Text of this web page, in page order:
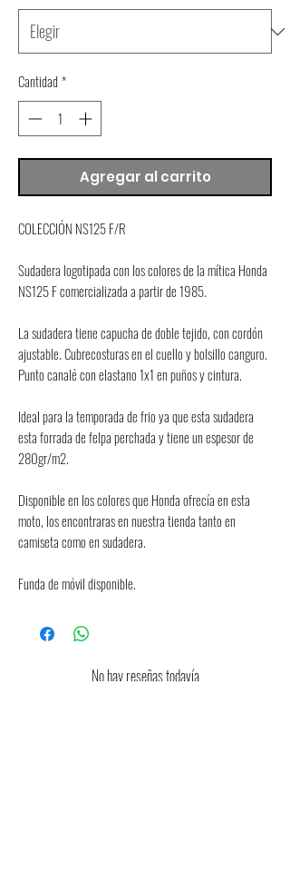
Cantidad *
Agregar al carrito
COLECCIÓN NS125 F/R
Sudadera logotipada con los colores de la mítica Honda
NS125 F comercializada a partir de 1985.
La sudadera tiene capucha de doble tejido, con cordón
ajustable. Cubrecosturas en el cuello y bolsillo canguro.
Punto canalé con elastano 1x1 en puños y cintura.
Ideal para la temporada de frio ya que esta sudadera
esta forrada de felpa perchada y tiene un espesor de
280gr/m2.
Disponible en los colores que Honda ofrecía en esta
moto, los encontraras en nuestra tienda tanto en
camiseta como en sudadera.
Funda de móvil disponible.
No hay reseñas todavía